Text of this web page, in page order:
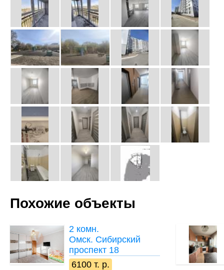
Похожие объекты
2 комн.
Омск. Сибирский
проспект 18
6100 т. р.